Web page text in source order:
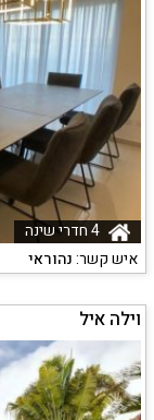
איש קשר:נהוראי
וילה איל